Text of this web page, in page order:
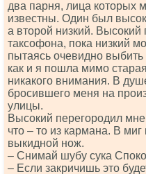
два парня, лица которых
известны. Один был
а второй низкий.
таксофона, пока низкий
пытаясь очевидно
как и я пошла мимо
никакого внимания. В
бросившего меня на
улицы.
Высокий перегородил
что – то из кармана. В
выкидной нож.
– Снимай шубу сука
– Если закричишь это